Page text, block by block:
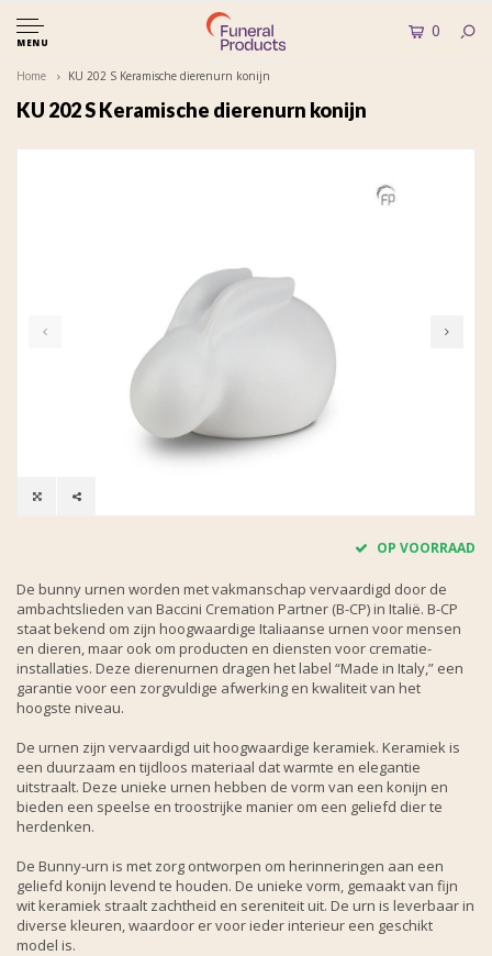
MENU
0
Home KU 202 S Keramische dierenurn konijn
KU 202 S Keramische dierenurn konijn
OP VOORRAAD
De bunny urnen worden met vakmanschap vervaardigd door de
ambachtslieden van Baccini Cremation Partner (B-CP) in Italië. B-CP
staat bekend om zijn hoogwaardige Italiaanse urnen voor mensen
en dieren, maar ook om producten en diensten voor crematie-
installaties. Deze dierenurnen dragen het label “Made in Italy,” een
garantie voor een zorgvuldige afwerking en kwaliteit van het
hoogste niveau.
De urnen zijn vervaardigd uit hoogwaardige keramiek. Keramiek is
een duurzaam en tijdloos materiaal dat warmte en elegantie
uitstraalt. Deze unieke urnen hebben de vorm van een konijn en
bieden een speelse en troostrijke manier om een geliefd dier te
herdenken.
De Bunny-urn is met zorg ontworpen om herinneringen aan een
geliefd konijn levend te houden. De unieke vorm, gemaakt van fijn
wit keramiek straalt zachtheid en sereniteit uit. De urn is leverbaar in
diverse kleuren, waardoor er voor ieder interieur een geschikt
model is.